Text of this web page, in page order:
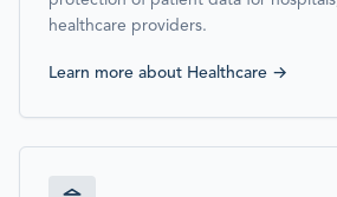
healthcare providers.
Learn more about Healthcare →